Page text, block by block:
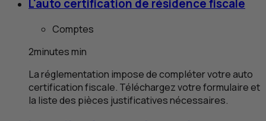
L'auto certification de résidence fiscale
Comptes
2minutesmin
La réglementation impose de compléter votre auto
certification fiscale. Téléchargez votre formulaire et
la liste des pièces justificatives nécessaires.